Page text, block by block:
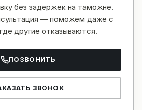
без задержек на таможне.
— поможем даже с
другие отказываются.
ПОЗВОНИТЬ
ЗВОНОК